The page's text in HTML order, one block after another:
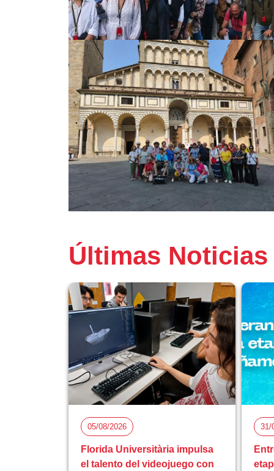
Últimas Noticias
05/08/2026
Florida Universitària impulsa
el talento del videojuego con
31/